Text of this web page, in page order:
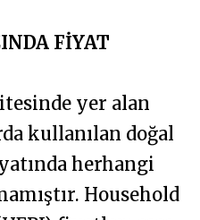
FİYAT
yer alan
kullanılan doğal
herhangi
Household